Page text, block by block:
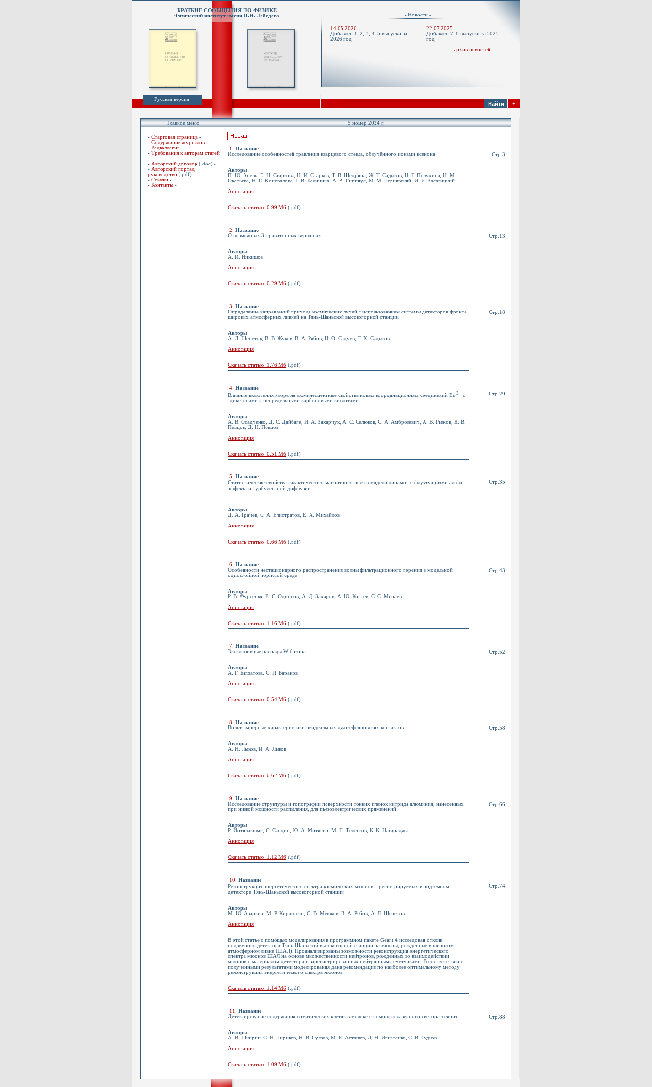
КРАТКИЕ СООБЩЕНИЯ ПО ФИЗИКЕ
Физический институт имени П.Н. Лебедева
- Новости -
14.05.2026
Добавлен 1, 2, 3, 4, 5 выпуски за
2026 год
22.07.2025
Добавлен 7, 8 выпуски за 2025
год
- архив новостей -
Русская версия
+
Главное меню 5 номер 2024 г.
- Стартовая страница -
- Содержание журналов -
- Редколлегия -
- Требования к авторам статей
-
- Авторский договор (.doc) -
- Авторский портал,
руководство (.pdf) -
- Ссылки -
- Контакты -
1
Название
Исследование особенностей травления кварцевого стекла, облучённого ионами ксенона
Авторы
П. Ю. Апель, Е. Н. Старкова, Н. И. Старков, Т. В. Щедрина, Ж. Т. Садыков, Н. Г. Полухина, Н. М.
Oкатьева, Н. С. Kоновалова, Г. В. Калинина, А. А. Гиппиус, М. М. Чернявский, И. И. Засавицкий
Аннотация
Скачать статью 0.99 Мб (.pdf)
Стр.3
2
Название
О возможных 3-гравитонных вершинах
Авторы
А. И. Никишов
Аннотация
Скачать статью 0.29 Мб (.pdf)
Стр.13
3
Название
Определение направлений прихода космических лучей с использованием системы детекторов фронта
широких атмосферных ливней на Тянь-Шаньской высокогорной станции
Авторы
А. Л. Щепетов, В. В. Жуков, В. А. Рябов, Н. О. Садуев, Т. Х. Садыков
Аннотация
Скачать статью 1.76 Мб (.pdf)
Стр.18
4 Название
Влияние включения хлора на люминесцентные свойства новых координационных соединений Eu 3+ с
-дикетонами и непредельными карбоновыми кислотами
Авторы
А. В. Осадченко, Д. С. Дайбаге, И. А. Захарчук, А. С. Селюков, С. А. Амброзевич, А. В. Рыжов, Н. В.
Певцов, Д. Н. Певцов
Аннотация
Скачать статью 0.51 Мб (.pdf)
Стр.29
5
Название
Статистические свойства галактического магнитного поля в модели динамо с флуктуациями альфа-
эффекта и турбулентной диффузии
Авторы
Д. А. Грачев, С. А. Елистратов, Е. А. Михайлов
Аннотация
Скачать статью 0.66 Мб (.pdf)
Стр.35
6 Название
Особенности нестационарного распространения волны фильтрационного горения в модельной
однослойной пористой среде
Авторы
Р. В. Фурсенко, Е. С. Одинцов, А. Д. Захаров, А. Ю. Коптев, С. С. Минаев
Аннотация
Скачать статью 1.16 Мб (.pdf)
Стр.43
7 Название
Эксклюзивные распады W-бозона
Авторы
А. Г. Багдатова, С. П. Баранов
Аннотация
Скачать статью 0.54 Мб (.pdf)
Стр.52
8
Название
Вольт-амперные характеристики неидеальных джозефсоновских контактов
Авторы
А. Н. Лыков, И. А. Лыков
Аннотация
Скачать статью 0.62 Мб (.pdf)
Стр.58
9
Название
Исследование структуры и топографии поверхности тонких пленок нитрида алюминия, нанесенных
при низкой мощности распыления, для пьезоэлектрических применений
Авторы
Р. Йотилакшми, С. Сандип, Ю. А. Митягин, М. П. Теленков, К. К. Нагараджа
Аннотация
Скачать статью 1.12 Мб (.pdf)
Стр.66
10
Название
Реконструкция энергетического спектра космических мюонов, регистрируемых в подземном
детекторе Тянь-Шаньской высокогорной станции
Авторы
М. Ю. Азаркин, М. Р. Киракосян, О. В. Мешков, В. А. Рябов, А. Л. Щепетов
Аннотация
В этой статье с помощью моделирования в программном пакете Geant 4 исследован отклик
подземного детектора Тянь-Шаньской высокогорной станции на мюоны, рожденные в широком
атмосферном ливне (ШАЛ). Проанализированы возможности реконструкции энергетического
спектра мюонов ШАЛ на основе множественности нейтронов, рожденных во взаимодействии
мюонов с материалом детектора и зарегистрированных нейтронными счетчиками. В соответствии с
полученными результатами моделирования дана рекомендация по наиболее оптимальному методу
реконструкции энергетического спектра мюонов.
Скачать статью 1.14 Мб (.pdf)
Стр.74
11
Название
Детектирование содержания соматических клеток в молоке с помощью лазерного светорассеяния
Авторы
А. В. Шкирин, С. Н. Чириков, Н. В. Суязов, М. Е. Асташев, Д. Н. Игнатенко, С. В. Гудков
Аннотация
Скачать статью 1.09 Мб (.pdf)
Стр.88